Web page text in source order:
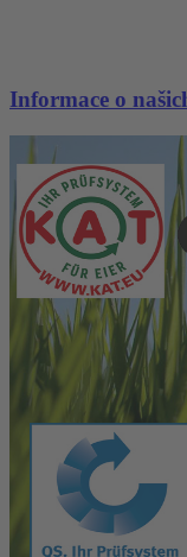
Informace o